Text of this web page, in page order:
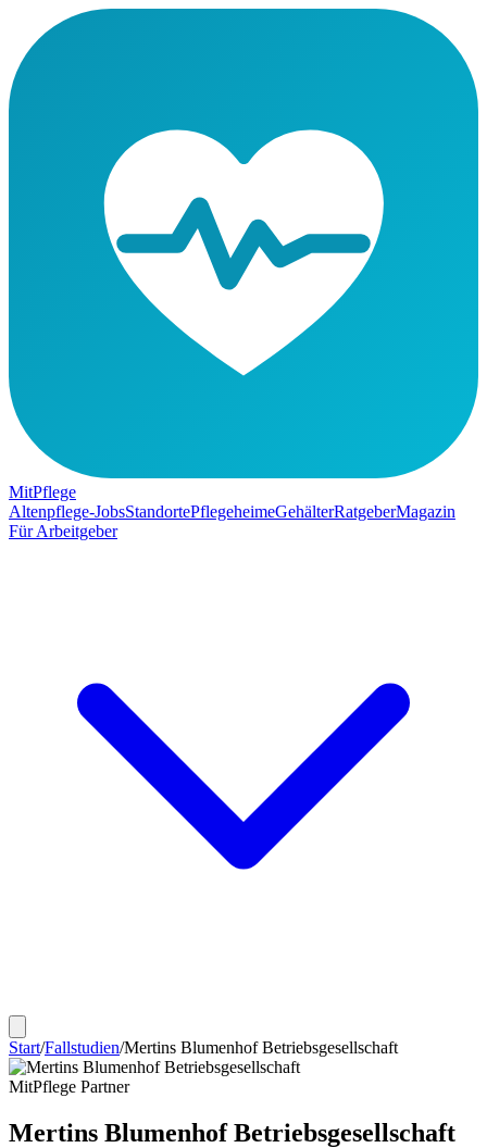
MitPflege
Altenpflege-JobsStandortePflegeheimeGehälterRatgeberMagazin
Für Arbeitgeber
Start/Fallstudien/Mertins Blumenhof Betriebsgesellschaft
MitPflege Partner
Mertins Blumenhof Betriebsgesellschaft